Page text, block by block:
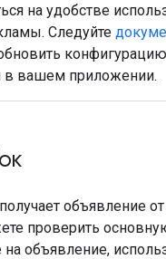
на удобстве
Следуйте
в вашем приложении.
объявление
проверить
объявление,